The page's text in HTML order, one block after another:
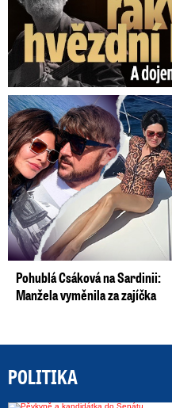
Pohublá Csáková na Sardinii:
Manžela vyměnila za zajíčka
POLITIKA